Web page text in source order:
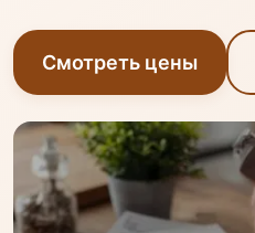
Смотреть цены